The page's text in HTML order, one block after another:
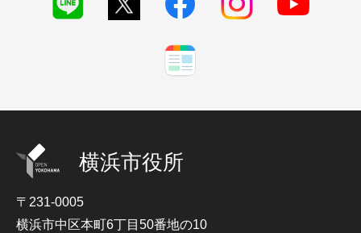
横浜市役所
〒231-0005
横浜市中区本町6丁目50番地の10